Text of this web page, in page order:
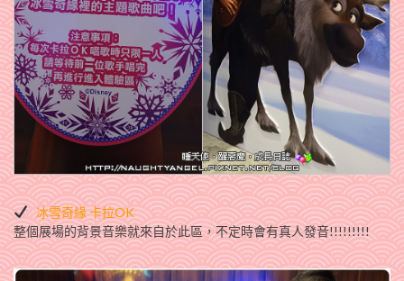
冰雪奇緣 卡拉OK
整個展場的背景音樂就來自於此區，不定時會有真人發音!!!!!!!!!